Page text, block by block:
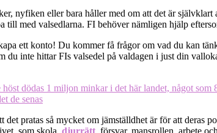
nyfiken eller bara håller med om att det är
till med valsedlarna. FI behöver nämligen hjälp
ett konto! Du kommer få frågor om vad du kan
du inte hittar FIs valsedel på valdagen i just din
det pratas så mycket om jämställdhet är för att
som skola, djurrätt , försvar, mansrollen, arbete